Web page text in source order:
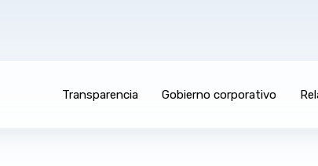
Transparencia Gobierno corporativo